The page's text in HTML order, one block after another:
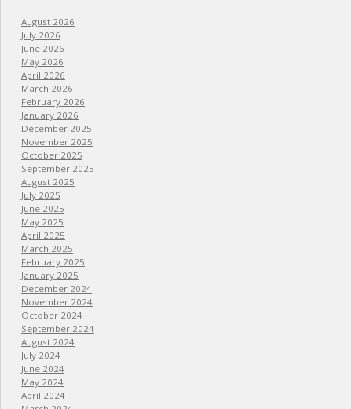
August 2026
July 2026
June 2026
May 2026
April 2026
March 2026
February 2026
January 2026
December 2025
November 2025
October 2025
September 2025
August 2025
July 2025
June 2025
May 2025
April 2025
March 2025
February 2025
January 2025
December 2024
November 2024
October 2024
September 2024
August 2024
July 2024
June 2024
May 2024
April 2024